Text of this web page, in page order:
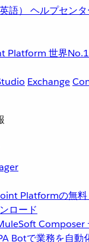
語） ヘルプセンタ
Platform 世界
Exchange
Platformの無料
ロード
Composer
Botで業務を自動